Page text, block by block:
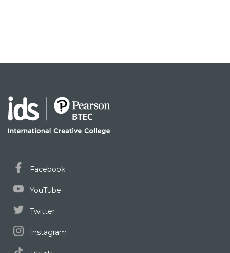
Facebook
YouTube
Twitter
Instagram